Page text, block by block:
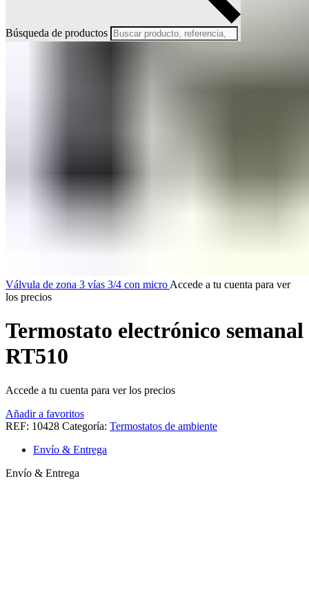
Búsqueda de productos
Válvula de zona 3 vías 3/4 con micro Accede a tu cuenta para ver
los precios
Termostato electrónico semanal
RT510
Accede a tu cuenta para ver los precios
Añadir a favoritos
REF: 10428 Categoría: Termostatos de ambiente
Envío & Entrega
Envío & Entrega